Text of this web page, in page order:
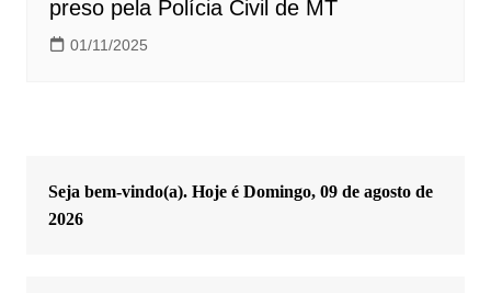
preso pela Polícia Civil de MT
01/11/2025
Seja bem-vindo(a). Hoje é Domingo, 09 de agosto de
2026